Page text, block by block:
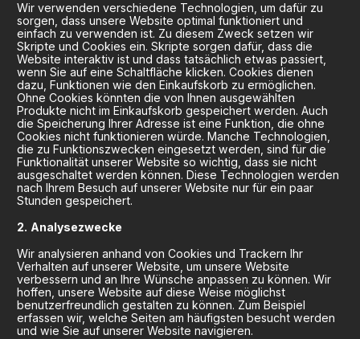
Wir verwenden verschiedene Technologien, um dafür zu
sorgen, dass unsere Website optimal funktioniert und
einfach zu verwenden ist. Zu diesem Zweck setzen wir
Skripte und Cookies ein. Skripte sorgen dafür, dass die
Website interaktiv ist und dass tatsächlich etwas passiert,
wenn Sie auf eine Schaltfläche klicken. Cookies dienen
dazu, Funktionen wie den Einkaufskorb zu ermöglichen.
Ohne Cookies könnten die von Ihnen ausgewählten
Produkte nicht im Einkaufskorb gespeichert werden. Auch
die Speicherung Ihrer Adresse ist eine Funktion, die ohne
Cookies nicht funktionieren würde. Manche Technologien,
die zu Funktionszwecken eingesetzt werden, sind für die
Funktionalität unserer Website so wichtig, dass sie nicht
ausgeschaltet werden können. Diese Technologien werden
nach Ihrem Besuch auf unserer Website nur für ein paar
Stunden gespeichert.
Analysezwecke
Wir analysieren anhand von Cookies und Trackern Ihr
Verhalten auf unserer Website, um unsere Website
verbessern und an Ihre Wünsche anpassen zu können. Wir
hoffen, unsere Website auf diese Weise möglichst
benutzerfreundlich gestalten zu können. Zum Beispiel
erfassen wir, welche Seiten am häufigsten besucht werden
und wie Sie auf unserer Website navigieren.